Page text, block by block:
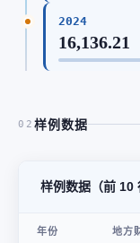
2024
16,136.21
02 样例数据
样例数据（前 10
年份 地方